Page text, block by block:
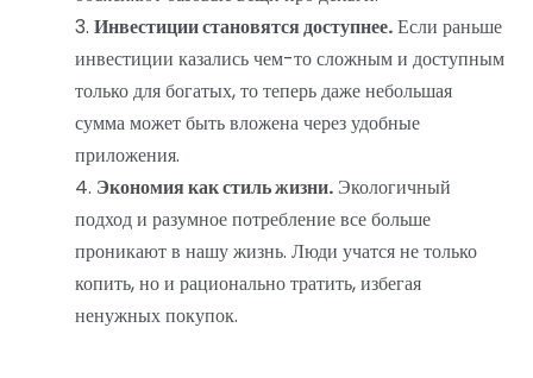
Инвестиции становятся доступнее.Если раньше
инвестиции казались чем-то сложным и доступным
только для богатых, то теперь даже небольшая
сумма может быть вложена через удобные
приложения.
Экономия как стиль жизни. Экологичный
подход и разумное потребление все больше
проникают в нашу жизнь. Люди учатся не только
копить, но и рационально тратить, избегая
ненужных покупок.